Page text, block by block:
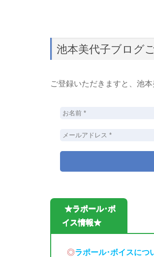
池本美代子ブログ
ご登録いただきますと、池
★ラポール･ボ
イス情報★
◎ラポール･ボイスにつ